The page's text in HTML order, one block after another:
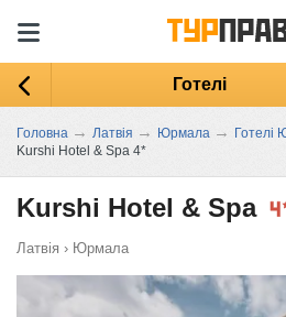
Готелі
Головна → Латвія → Юрмала → Готелі
Kurshi Hotel & Spa 4*
Kurshi Hotel & Spa
Латвія › Юрмала